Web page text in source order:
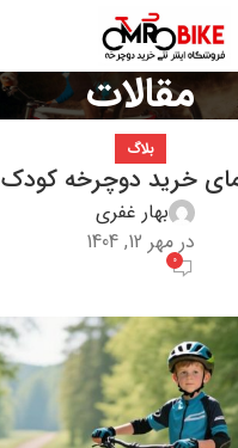
مقالات
بلاگ
خرید دوچرخه کودک
بهار غفری
در مهر 12, 1404
0